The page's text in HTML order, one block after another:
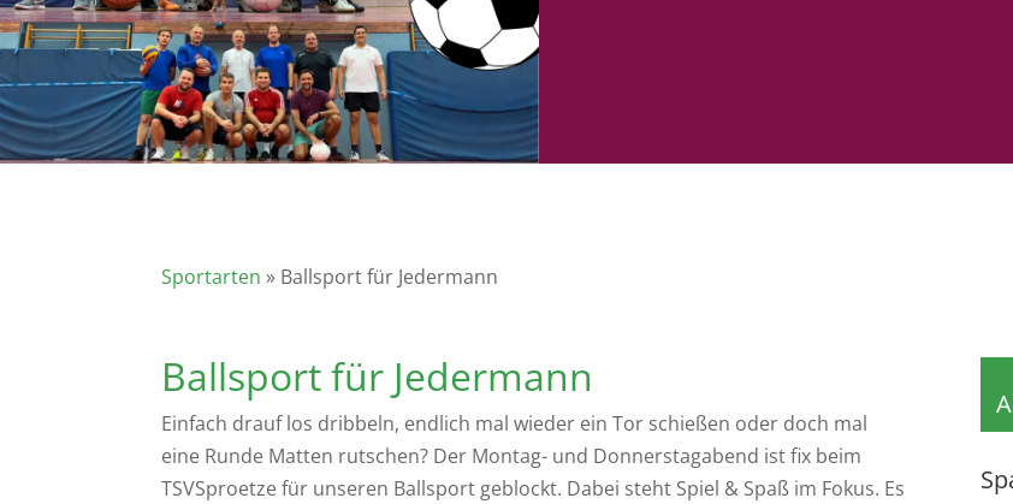
Sportarten » Ballsport für Jedermann
Ballsport für Jedermann
Einfach drauf los dribbeln, endlich mal wieder ein Tor schießen oder doch mal
eine Runde Matten rutschen? Der Montag- und Donnerstagabend ist fix beim
TSVSproetze für unseren Ballsport geblockt. Dabei steht Spiel & Spaß im Fokus. Es